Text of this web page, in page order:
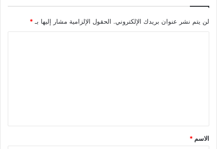
لن يتم نشر عنوان بريدك الإلكتروني. الحقول الإلزامية مشار إليها بـ *
الاسم *